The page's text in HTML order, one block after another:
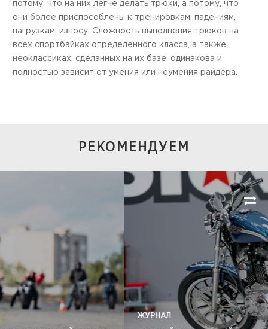
потому, что на них легче делать трюки, а потому, что
они более приспособлены к тренировкам: падениям,
нагрузкам, износу. Сложность выполнения трюков на
всех спортбайках определенного класса, а также
неоклассиках, сделанных на их базе, одинакова и
полностью зависит от умения или неумения райдера.
РЕКОМЕНДУЕМ